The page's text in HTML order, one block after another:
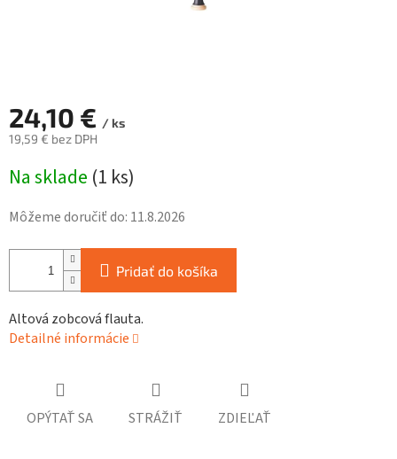
24,10 € / ks
19,59 € bez DPH
cena:
Na sklade (1 ks)
Môžeme doručiť do: 11.8.2026
Pridať do košíka
Altová zobcová flauta.
Detailné informácie
OPÝTAŤ SA STRÁŽIŤ ZDIEĽAŤ